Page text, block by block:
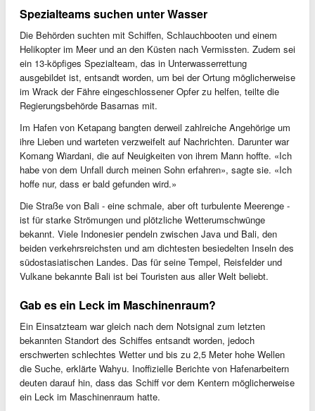
Spezialteams suchen unter Wasser
Die Behörden suchten mit Schiffen, Schlauchbooten und einem
Helikopter im Meer und an den Küsten nach Vermissten. Zudem sei
ein 13-köpfiges Spezialteam, das in Unterwasserrettung
ausgebildet ist, entsandt worden, um bei der Ortung möglicherweise
im Wrack der Fähre eingeschlossener Opfer zu helfen, teilte die
Regierungsbehörde Basarnas mit.
Im Hafen von Ketapang bangten derweil zahlreiche Angehörige um
ihre Lieben und warteten verzweifelt auf Nachrichten. Darunter war
Komang Wiardani, die auf Neuigkeiten von ihrem Mann hoffte. «Ich
habe von dem Unfall durch meinen Sohn erfahren», sagte sie. «Ich
hoffe nur, dass er bald gefunden wird.»
Die Straße von Bali - eine schmale, aber oft turbulente Meerenge -
ist für starke Strömungen und plötzliche Wetterumschwünge
bekannt. Viele Indonesier pendeln zwischen Java und Bali, den
beiden verkehrsreichsten und am dichtesten besiedelten Inseln des
südostasiatischen Landes. Das für seine Tempel, Reisfelder und
Vulkane bekannte Bali ist bei Touristen aus aller Welt beliebt.
Gab es ein Leck im Maschinenraum?
Ein Einsatzteam war gleich nach dem Notsignal zum letzten
bekannten Standort des Schiffes entsandt worden, jedoch
erschwerten schlechtes Wetter und bis zu 2,5 Meter hohe Wellen
die Suche, erklärte Wahyu. Inoffizielle Berichte von Hafenarbeitern
deuten darauf hin, dass das Schiff vor dem Kentern möglicherweise
ein Leck im Maschinenraum hatte.